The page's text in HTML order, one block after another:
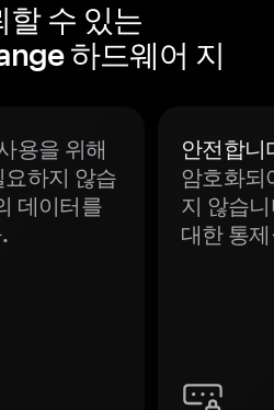
수 있는
하드웨어 지
용을 위해
요하지 않습
데이터를
안전합니
암호화되
지 않습
대한 통